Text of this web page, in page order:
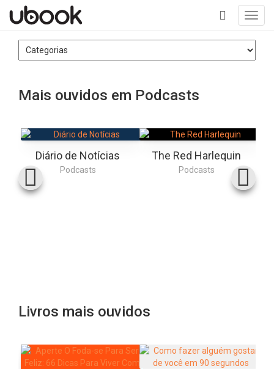
+
Mais ouvidos em Podcasts
Diário de Notícias
Podcasts
The Red Harlequin
Podcasts
Livros mais ouvidos